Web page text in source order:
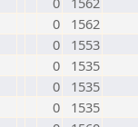
0
1562
0
1553
0
1535
0
1535
0
1535